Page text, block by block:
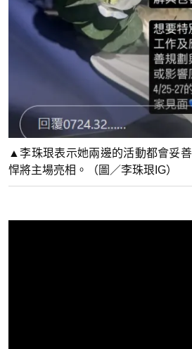
▲李珠珢表示她兩邊的活動都會妥
悍將主場亮相。（圖／李珠珢IG）